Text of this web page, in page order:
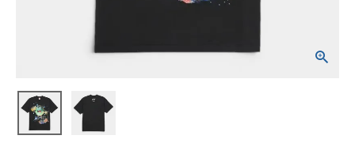
Tシャツ・ロングスリーブ
パーカー・トレーナー